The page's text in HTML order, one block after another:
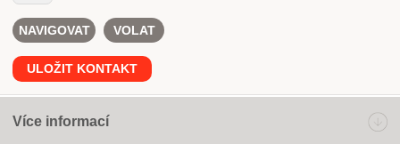
NAVIGOVAT VOLAT
ULOŽIT KONTAKT
Více informací